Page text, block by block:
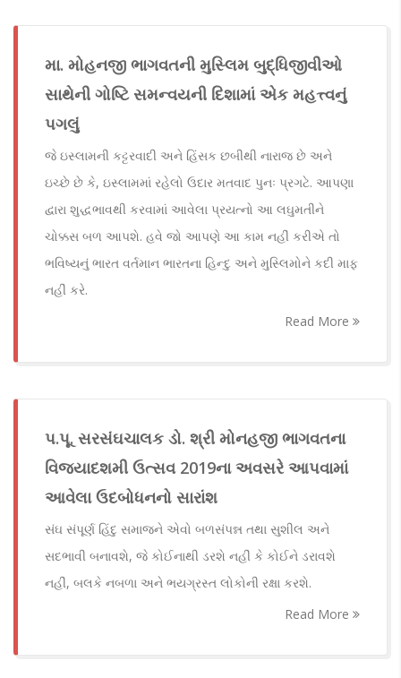
મા. મોહનજી ભાગવતની મુસ્લિમ બુદ્ધિજીવીઓ
સાથેની ગોષ્ટિ સમન્વયની દિશામાં એક મહત્ત્વનું
પગલું
જે ઇસ્લામની કટ્ટરવાદી અને હિંસક છબીથી નારાજ છે અને
ઇચ્છે છે કે, ઇસ્લામમાં રહેલો ઉદાર મતવાદ પુનઃ પ્રગટે. આપણા
દ્વારા શુદ્ધભાવથી કરવામાં આવેલા પ્રયત્નો આ લઘુમતીને
ચોક્કસ બળ આપશે. હવે જો આપણે આ કામ નહીં કરીએ તો
ભવિષ્યનું ભારત વર્તમાન ભારતના હિન્દુ અને મુસ્લિમોને કદી માફ
નહીં કરે.
Read More
પ.પૂ. સરસંઘચાલક ડો. શ્રી મોનહજી ભાગવતના
વિજયાદશમી ઉત્સવ 2019ના અવસરે આપવામાં
આવેલા ઉદબોધનનો સારાંશ
સંઘ સંપૂર્ણ હિંદુ સમાજને એવો બળસંપન્ન તથા સુશીલ અને
સદભાવી બનાવશે, જે કોઈનાથી ડરશે નહીં કે કોઈને ડરાવશે
નહીં, બલકે નબળા અને ભયગ્રસ્ત લોકોની રક્ષા કરશે.
Read More